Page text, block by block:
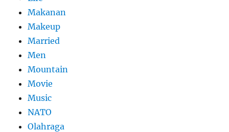
Makanan
Makeup
Married
Men
Mountain
Movie
Music
NATO
Olahraga